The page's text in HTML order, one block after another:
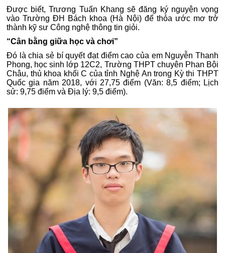
Được biết, Trương Tuấn Khang sẽ đăng ký nguyện vọng
vào Trường ĐH Bách khoa (Hà Nội) để thỏa ước mơ trở
thành kỹ sư Công nghệ thông tin giỏi.
“Cân bằng giữa học và chơi”
Đó là chia sẻ bí quyết đạt điểm cao của em Nguyễn Thanh
Phong, học sinh lớp 12C2, Trường THPT chuyên Phan Bội
Châu, thủ khoa khối C của tỉnh Nghệ An trong Kỳ thi THPT
Quốc gia năm 2018, với 27,75 điểm (Văn: 8,5 điểm; Lịch
sử: 9,75 điểm và Địa lý: 9,5 điểm).